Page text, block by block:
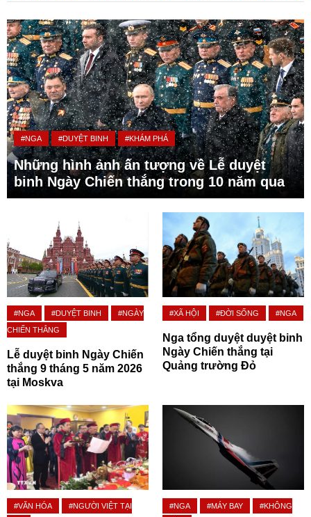
#NGA #DUYỆT BINH #KHÁM PHÁ
Những hình ảnh ấn tượng về Lễ duyệt
binh Ngày Chiến thắng trong 10 năm qua
#NGA #DUYỆT BINH
#NGÀY
CHIẾN THẮNG
Lễ duyệt binh Ngày Chiến
thắng 9 tháng 5 năm 2026
tại Moskva
#XÃ HỘI #ĐỜI SỐNG #NGA
Nga tổng duyệt duyệt binh
Ngày Chiến thắng tại
Quảng trường Đỏ
#VĂN HÓA
#NGƯỜI VIỆT TẠI
#NGA #MÁY BAY
#KHÔNG